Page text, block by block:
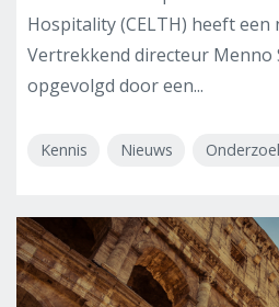
Hospitality (CELTH) heeft een
Vertrekkend directeur Menno
opgevolgd door een...
Kennis Nieuws